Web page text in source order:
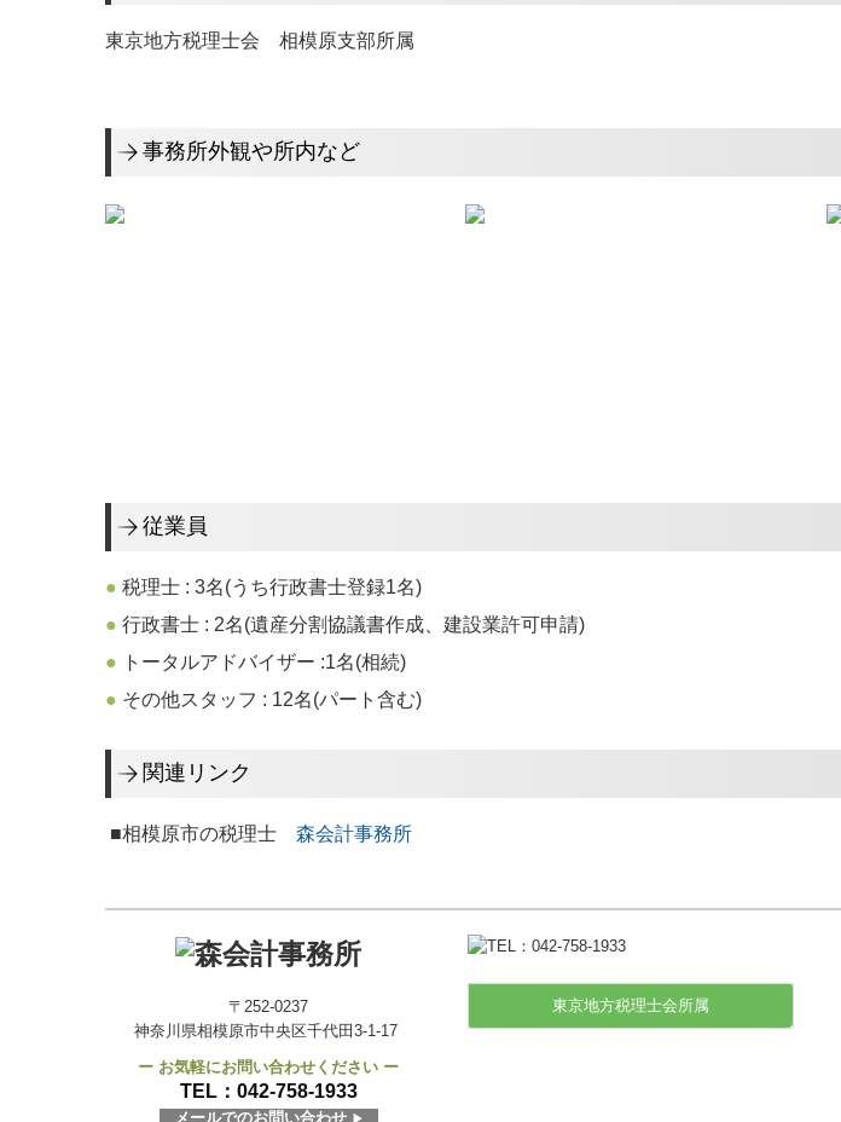
東京地方税理士会 相模原支部所属
事務所外観や所内など
従業員
● 税理士 : 3名(うち行政書士登録1名)
● 行政書士 : 2名(遺産分割協議書作成、建設業許可申請)
●
トータルアドバイザー :1名(相続)
● その他スタッフ : 12名(パート含む)
関連リンク
■相模原市の税理士 森会計事務所
〒252-0237
神奈川県相模原市中央区千代田3-1-17
ー お気軽にお問い合わせください ー
TEL： 042-758-1933
メールでのお問い合わせ ▶
東京地方税理士会所属